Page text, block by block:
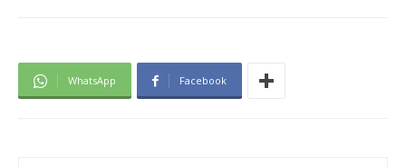
WhatsApp Facebook